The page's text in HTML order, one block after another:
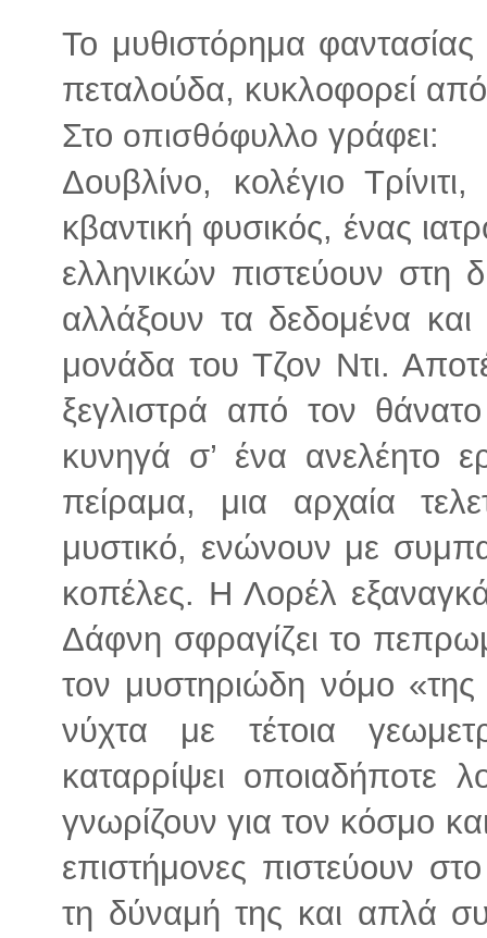
Το μυθιστόρημα
πεταλούδα, κυκλοφορεί
Στο οπισθόφυλλο γράφει:
Δουβλίνο, κολέγιο
κβαντική φυσικός, ένας
ελληνικών πιστεύουν στη
αλλάξουν τα δεδομένα και
μονάδα του Τζον Ντι.
ξεγλιστρά από τον
κυνηγά σ’ ένα ανελέητο
πείραμα, μια αρχαία
μυστικό, ενώνουν με
κοπέλες. Η Λορέλ
Δάφνη σφραγίζει το
τον μυστηριώδη νόμο
νύχτα με τέτοια
καταρρίψει οποιαδήποτε
γνωρίζουν για τον κόσμο
επιστήμονες πιστεύουν
τη δύναμή της και απλά